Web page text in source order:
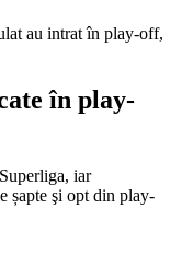
au intrat în play-off,
în play-
iar
șapte şi opt din play-